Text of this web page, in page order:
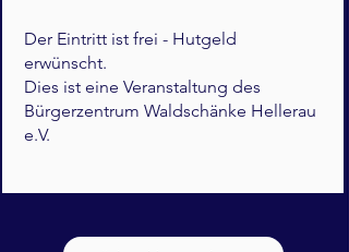
Der Eintritt ist frei - Hutgeld
erwünscht.
Dies ist eine Veranstaltung des
Bürgerzentrum Waldschänke Hellerau
e.V.